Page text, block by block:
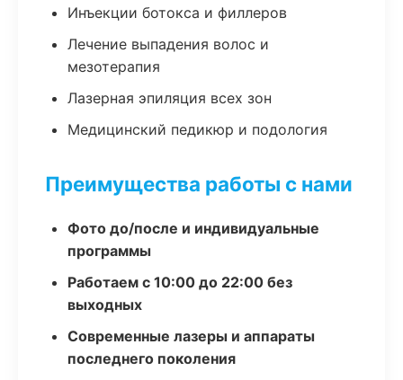
Инъекции ботокса и филлеров
Лечение выпадения волос и
мезотерапия
Лазерная эпиляция всех зон
Медицинский педикюр и подология
Преимущества работы с нами
Фото до/после и индивидуальные
программы
Работаем с 10:00 до 22:00 без
выходных
Современные лазеры и аппараты
последнего поколения